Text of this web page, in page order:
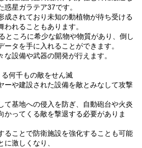
星ガラテア37です。
成されており未知の動植物が待ち受ける
れることもあります。
ところに希少な鉱物や物質があり、倒し
タを手に入れることができます。
設備や武器の開発が行えます。
何千もの敵をせん滅
ーや建設された設備を敵とみなして攻撃
て基地への侵入を防ぎ、自動砲台や火炎
かってくる敵を撃退する必要がありま
ることで防衛施設を強化することも可能
激しくなり、